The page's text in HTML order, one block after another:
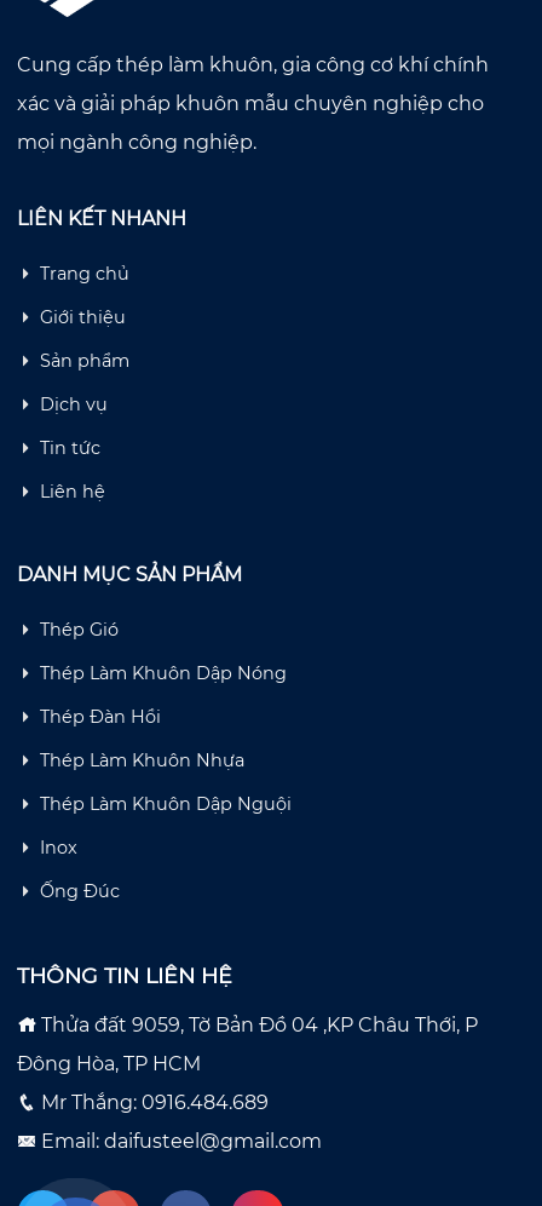
Cung cấp thép làm khuôn, gia công cơ khí chính
xác và giải pháp khuôn mẫu chuyên nghiệp cho
mọi ngành công nghiệp.
LIÊN KẾT NHANH
Trang chủ
Giới thiệu
Sản phẩm
Dịch vụ
Tin tức
Liên hệ
DANH MỤC SẢN PHẨM
Thép Gió
Thép Làm Khuôn Dập Nóng
Thép Đàn Hồi
Thép Làm Khuôn Nhựa
Thép Làm Khuôn Dập Nguội
Inox
Ống Đúc
THÔNG TIN LIÊN HỆ
Thửa đất 9059, Tờ Bản Đồ 04 ,KP Châu Thới, P
Đông Hòa, TP HCM
Mr Thắng: 0916.484.689
Email: daifusteel@gmail.com